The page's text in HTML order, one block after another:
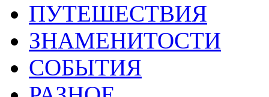
ПУТЕШЕСТВИЯ
ЗНАМЕНИТОСТИ
СОБЫТИЯ